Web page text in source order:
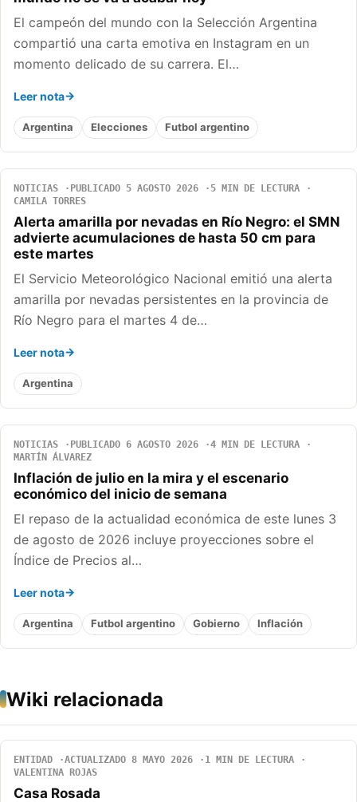
El campeón del mundo con la Selección Argentina
compartió una carta emotiva en Instagram en un
momento delicado de su carrera. El…
Leer nota
Argentina Elecciones Futbol argentino
NOTICIAS PUBLICADO 5 AGOSTO 2026
5 MIN DE LECTURA
CAMILA TORRES
Alerta amarilla por nevadas en Río Negro: el SMN
advierte acumulaciones de hasta 50 cm para
este martes
El Servicio Meteorológico Nacional emitió una alerta
amarilla por nevadas persistentes en la provincia de
Río Negro para el martes 4 de…
Leer nota
Argentina
NOTICIAS PUBLICADO 6 AGOSTO 2026
4 MIN DE LECTURA
MARTÍN ÁLVAREZ
Inflación de julio en la mira y el escenario
económico del inicio de semana
El repaso de la actualidad económica de este lunes 3
de agosto de 2026 incluye proyecciones sobre el
Índice de Precios al…
Leer nota
Argentina Futbol argentino Gobierno Inflación
Wiki relacionada
ENTIDAD ACTUALIZADO 8 MAYO 2026
1 MIN DE LECTURA
VALENTINA ROJAS
Casa Rosada